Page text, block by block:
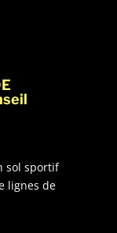
sol sportif
lignes de